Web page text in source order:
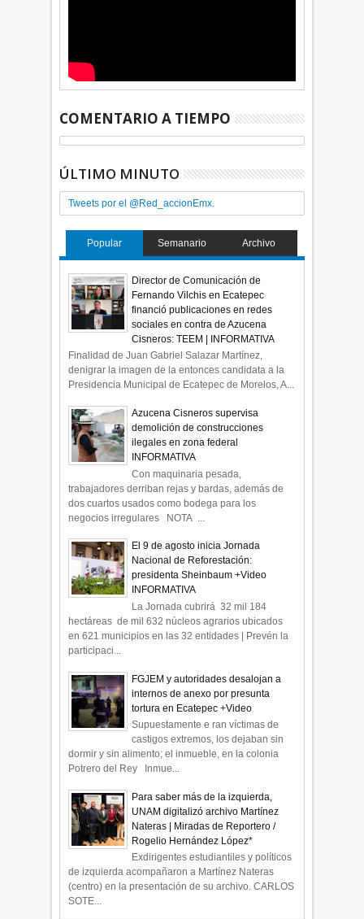
COMENTARIO A TIEMPO
ÚLTIMO MINUTO
Tweets por el @Red_accionEmx.
Popular Semanario Archivo
Director de Comunicación de
Fernando Vilchis en Ecatepec
financió publicaciones en redes
sociales en contra de Azucena
Cisneros: TEEM | INFORMATIVA
Finalidad de Juan Gabriel Salazar Martínez,
denigrar la imagen de la entonces candidata a la
Presidencia Municipal de Ecatepec de Morelos, A...
Azucena Cisneros supervisa
demolición de construcciones
ilegales en zona federal
INFORMATIVA
Con maquinaria pesada,
trabajadores derriban rejas y bardas, además de
dos cuartos usados como bodega para los
negocios irregulares NOTA ...
El 9 de agosto inicia Jornada
Nacional de Reforestación:
presidenta Sheinbaum +Video
INFORMATIVA
La Jornada cubrirá 32 mil 184
hectáreas de mil 632 núcleos agrarios ubicados
en 621 municipios en las 32 entidades | Prevén la
participaci...
FGJEM y autoridades desalojan a
internos de anexo por presunta
tortura en Ecatepec +Video
Supuestamente e ran víctimas de
castigos extremos, los dejaban sin
dormir y sin alimento; el inmueble, en la colonia
Potrero del Rey Inmue...
Para saber más de la izquierda,
UNAM digitalizó archivo Martínez
Nateras | Miradas de Reportero /
Rogelio Hernández López*
Exdirigentes estudiantiles y políticos
de izquierda acompañaron a Martínez Nateras
(centro) en la presentación de su archivo. CARLOS
SOTE...